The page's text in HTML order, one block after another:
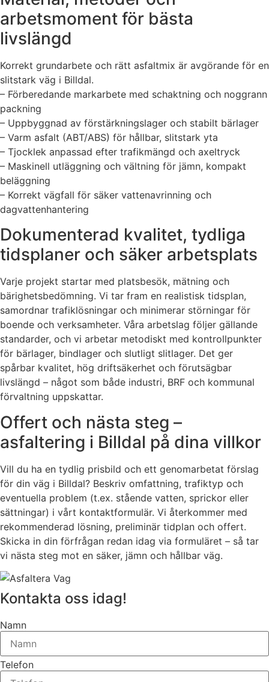
arbetsmoment för bästa
livslängd
Korrekt grundarbete och rätt asfaltmix är avgörande för en
slitstark väg i Billdal.
– Förberedande markarbete med schaktning och noggrann
packning
– Uppbyggnad av förstärkningslager och stabilt bärlager
– Varm asfalt (ABT/ABS) för hållbar, slitstark yta
– Tjocklek anpassad efter trafikmängd och axeltryck
– Maskinell utläggning och vältning för jämn, kompakt
beläggning
– Korrekt vägfall för säker vattenavrinning och
dagvattenhantering
Dokumenterad kvalitet, tydliga
tidsplaner och säker arbetsplats
Varje projekt startar med platsbesök, mätning och
bärighetsbedömning. Vi tar fram en realistisk tidsplan,
samordnar trafiklösningar och minimerar störningar för
boende och verksamheter. Våra arbetslag följer gällande
standarder, och vi arbetar metodiskt med kontrollpunkter
för bärlager, bindlager och slutligt slitlager. Det ger
spårbar kvalitet, hög driftsäkerhet och förutsägbar
livslängd – något som både industri, BRF och kommunal
förvaltning uppskattar.
Offert och nästa steg –
asfaltering i Billdal på dina villkor
Vill du ha en tydlig prisbild och ett genomarbetat förslag
för din väg i Billdal? Beskriv omfattning, trafiktyp och
eventuella problem (t.ex. stående vatten, sprickor eller
sättningar) i vårt kontaktformulär. Vi återkommer med
rekommenderad lösning, preliminär tidplan och offert.
Skicka in din förfrågan redan idag via formuläret – så tar
vi nästa steg mot en säker, jämn och hållbar väg.
Kontakta oss idag!
Namn
Telefon